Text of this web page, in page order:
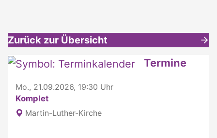
Zurück zur Übersicht
Weitere interessante Inhalte Termine
Mo., 21.09.2026, 19:30 Uhr
Komplet
Martin-Luther-Kirche